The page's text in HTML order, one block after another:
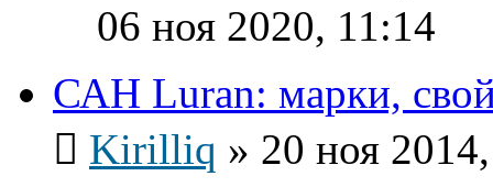
06 ноя 2020, 11:14
САН Luran: марки,
Kirilliq » 20 ноя